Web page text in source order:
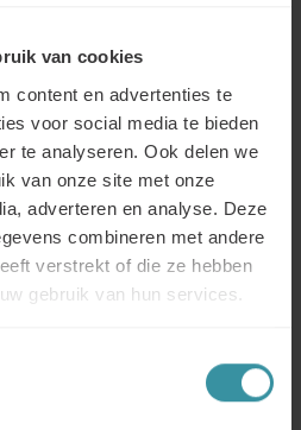
van cookies
content en advertenties te
voor social media te bieden
te analyseren. Ook delen we
van onze site met onze
adverteren en analyse. Deze
combineren met andere
verstrekt of die ze hebben
gebruik van hun services.
program consolidated.
HP gives to others who
– what has been the effect on
– what has been the effect on